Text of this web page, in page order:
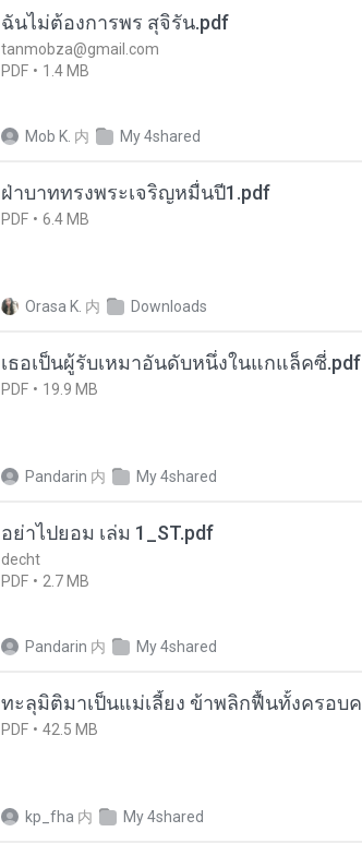
ฉันไม่ต้องการพร สุจิรัน.pdf
tanmobza@gmail.com
PDF
1.4 MB
Mob K. 内 My 4shared
ฝ่าบาททรงพระเจริญหมื่นปี1.pdf
PDF 6.4 MB
Orasa K. 内 Downloads
เธอเป็นผู้รับเหมาอันดับหนึ่งในแกแล็คซี่.pdf
PDF 19.9 MB
Pandarin 内 My 4shared
อย่าไปยอม เล่ม 1_ST.pdf
decht
PDF
2.7 MB
Pandarin 内 My 4shared
ทะลุมิติมาเป็นแม่เลี้ยง ข้าพลิกฟื้นทั้งครอบ
PDF 42.5 MB
kp_fha 内 My 4shared